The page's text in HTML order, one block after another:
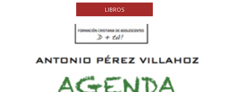
LIBROS